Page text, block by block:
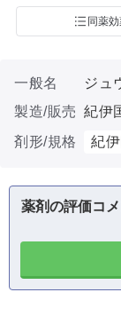
同薬効
一般名
ジュ
製造/販売 紀伊
剤形/規格
紀
薬剤の評価コ